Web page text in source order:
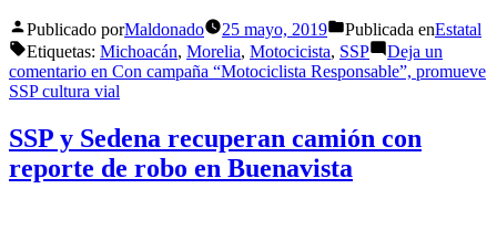
Publicado porMaldonado 25 mayo, 2019 Publicada enEstatal
Etiquetas: Michoacán, Morelia, Motocicista, SSP
Deja un
comentario en Con campaña “Motociclista Responsable”, promueve
SSP cultura vial
SSP y Sedena recuperan camión con
reporte de robo en Buenavista